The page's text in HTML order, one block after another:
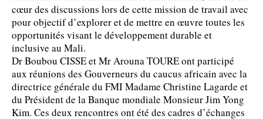
cœur des discussions lors de cette mission de travail avec
pour objectif d’explorer et de mettre en œuvre toutes les
opportunités visant le développement durable et
inclusive au Mali.
Dr Boubou CISSE et Mr Arouna TOURE ont participé
aux réunions des Gouverneurs du caucus africain avec la
directrice générale du FMI Madame Christine Lagarde et
du Président de la Banque mondiale Monsieur Jim Yong
Kim. Ces deux rencontres ont été des cadres d’échanges